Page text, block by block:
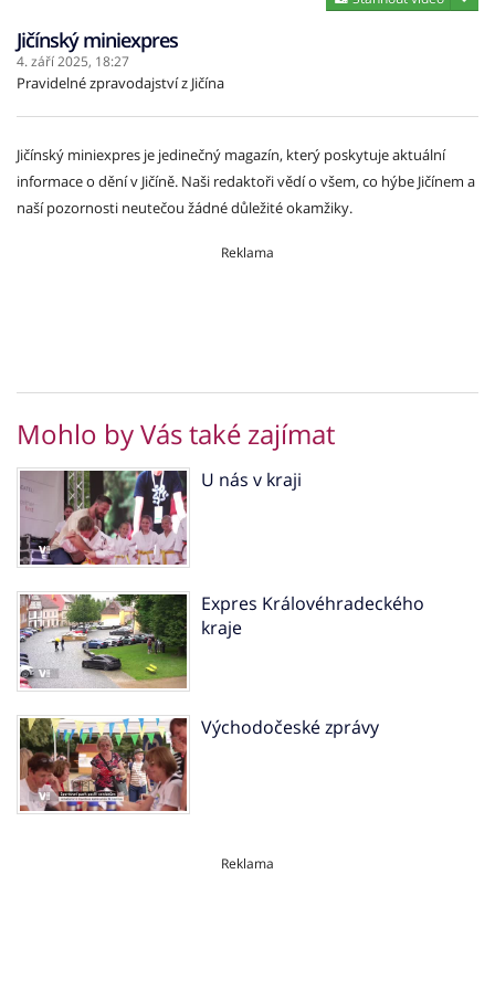
Jičínský miniexpres
4. září 2025, 18:27
Pravidelné zpravodajství z Jičína
Jičínský miniexpres je jedinečný magazín, který poskytuje aktuální
informace o dění v Jičíně. Naši redaktoři vědí o všem, co hýbe Jičínem a
naší pozornosti neutečou žádné důležité okamžiky.
Reklama
Mohlo by Vás také zajímat
U nás v kraji
Expres Královéhradeckého
kraje
Východočeské zprávy
Reklama